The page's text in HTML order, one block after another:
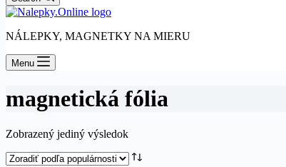
NÁLEPKY, MAGNETKY NA MIERU
Menu
magnetická fólia
Zobrazený jediný výsledok